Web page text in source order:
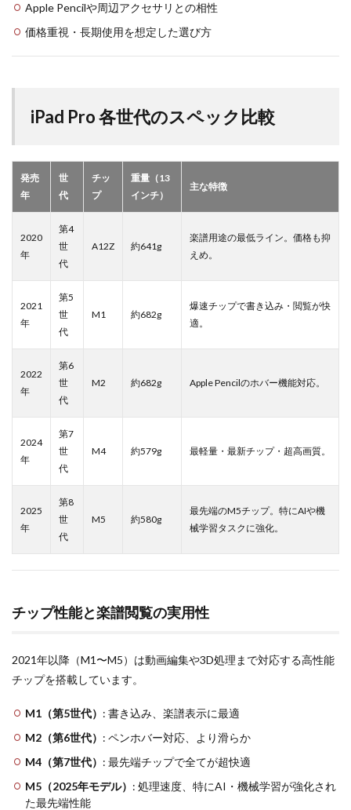
Apple Pencilや周辺アクセサリとの相性
価格重視・長期使用を想定した選び方
iPad Pro 各世代のスペック比較
発売
年
世
代
チッ
プ
重量（13
インチ）
主な特徴
2020
年
第4
世
代
A12Z 約641g
楽譜用途の最低ライン。価格も抑
えめ。
2021
年
第5
世
代
M1 約682g
爆速チップで書き込み・閲覧が快
適。
2022
年
第6
世
代
M2 約682g Apple Pencilのホバー機能対応。
2024
年
第7
世
代
M4 約579g 最軽量・最新チップ・超高画質。
2025
年
第8
世
代
M5 約580g
最先端のM5チップ。特にAIや機
械学習タスクに強化。
チップ性能と楽譜閲覧の実用性
2021年以降（M1〜M5）は動画編集や3D処理まで対応する高性能
チップを搭載しています。
M1（第5世代） : 書き込み、楽譜表示に最適
M2（第6世代） : ペンホバー対応、より滑らか
M4（第7世代） : 最先端チップで全てが超快適
M5（2025年モデル） : 処理速度、特にAI・機械学習が強化され
た最先端性能